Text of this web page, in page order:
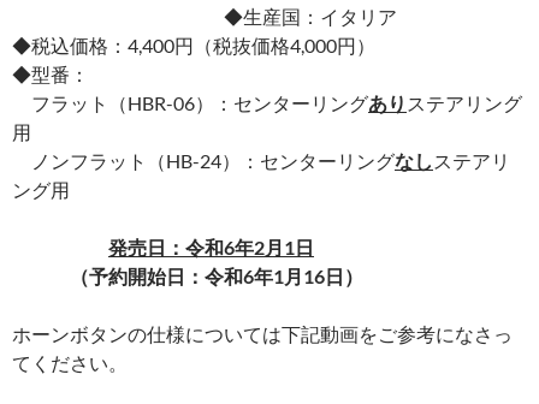
◆生産国：イタリア
◆税込価格：4,400円（税抜価格4,000円）
◆型番：
フラット（HBR-06）：センターリングあり ステアリング
用
ノンフラット（HB-24）：センターリングなし ステアリ
ング用
発売日：令和6年2月1日
（予約開始日：令和6年1月16日）
ホーンボタンの仕様については下記動画をご参考になさっ
てください。